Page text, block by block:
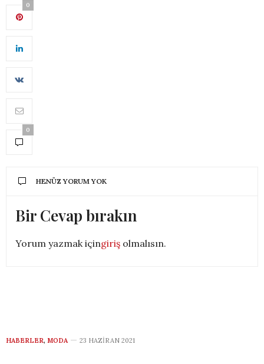
0
0
HENÜZ YORUM YOK
Bir Cevap bırakın
Yorum yazmak içingiriş olmalısın.
HABERLER, MODA 23 HAZIRAN 2021